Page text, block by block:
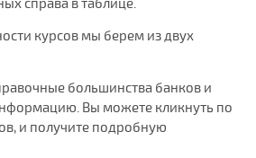
справа в таблице.
курсов мы берем из двух
большинства банков и
Вы можете кликнуть по
и получите подробную